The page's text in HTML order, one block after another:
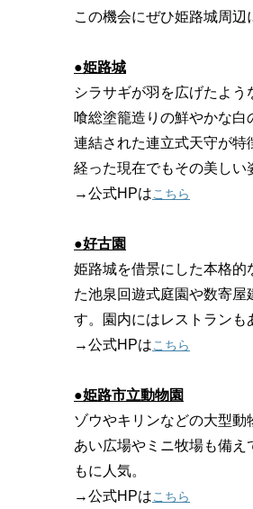
この機会にぜひ姫路城周辺
●姫路城
シラサギが羽を広げたよ
喰総塗籠造りの鮮やかな
連結された連立式天守が特
経った現在でもその美しい
→公式HPはこちら
●好古園
姫路城を借景にした本格
た池泉回遊式庭園や数寄屋
す。園内にはレストランも
→公式HPはこちら
●姫路市立動物園
ゾウやキリンなどの大型
あい広場やミニ牧場も備
もに人気。
→公式HPはこちら